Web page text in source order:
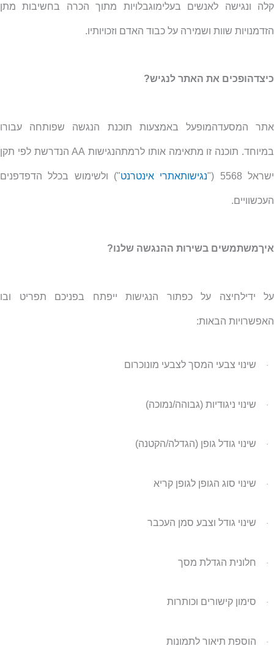
קלה ונגישה לאנשים בעלימוגבלויות מתוך הכרה בחשיבות מתן
הזדמנויות שוות ושמירה על כבוד האדם וזכויותיו.
כיצדהופכים את האתר לנגיש?
אתר המסעדהמופעל באמצעות תוכנת הנגשה שפותחה עבורו
במיוחד. תוכנה זו מתאימה אותו לרמתהנגישות AAהנדרשת לפי תקן
ישראל 5568 (" נגישותאתרי אינטרנט") ולשימוש בכלל הדפדפנים
העכשוויים.
איךמשתמשים בשירות ההנגשה שלנו?
על ידילחיצה על כפתור הנגישות ייפתח בפניכם תפריט ובו
האפשרויות הבאות:
· שינוי צבעי המסך לצבעי מונוכרום
· שינוי ניגודיות (גבוהה/נמוכה)
· שינוי גודל גופן (הגדלה/הקטנה)
· שינוי סוג הגופן לגופן קריא
· שינוי גודל וצבע סמן העכבר
· חלונית הגדלת מסך
· סימון קישורים וכותרות
· הוספת תיאור לתמונות